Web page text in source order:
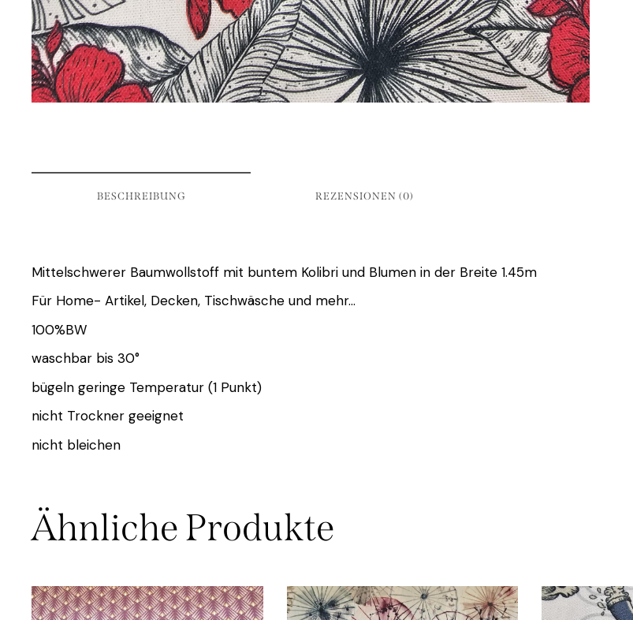
BESCHREIBUNG REZENSIONEN (0)
Mittelschwerer Baumwollstoff mit buntem Kolibri und Blumen in der Breite 1.45m
Für Home- Artikel, Decken, Tischwäsche und mehr…
100%BW
waschbar bis 30°
bügeln geringe Temperatur (1 Punkt)
nicht Trockner geeignet
nicht bleichen
Ähnliche Produkte